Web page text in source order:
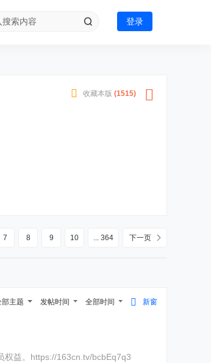
登录
收藏本版 (1515)
7 8 9 10 ... 364 下一页
新窗
全部时间
发帖时间
部主题
权益。https://163cn.tv/bcbEq7q3